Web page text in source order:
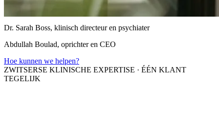
Dr. Sarah Boss, klinisch directeur en psychiater
Abdullah Boulad, oprichter en CEO
Hoe kunnen we helpen?
ZWITSERSE KLINISCHE EXPERTISE · ÉÉN KLANT
TEGELIJK